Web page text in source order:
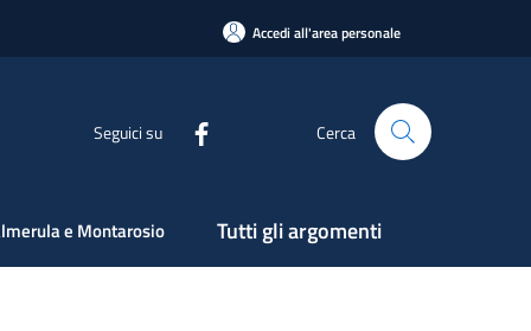
Accedi all'area personale
Seguici su Cerca
e Montarosio Tutti gli argomenti